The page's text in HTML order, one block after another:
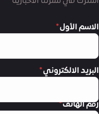
الاسم الأول
البريد الالكتروني
رقم الهاتف